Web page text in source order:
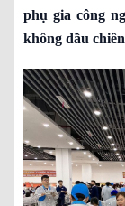
phụ gia công
không dầu